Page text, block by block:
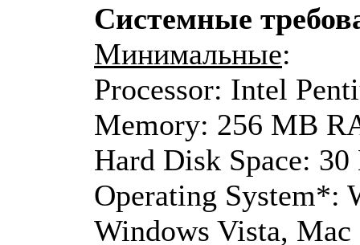
Системные
Минимальные:
Processor: Intel
Memory: 256 MB
Hard Disk Space:
Operating System*:
Windows Vista, Mac